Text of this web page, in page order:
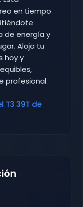
en tiempo
de energía y
Aloja tu
hoy y
profesional.
T3 39T de